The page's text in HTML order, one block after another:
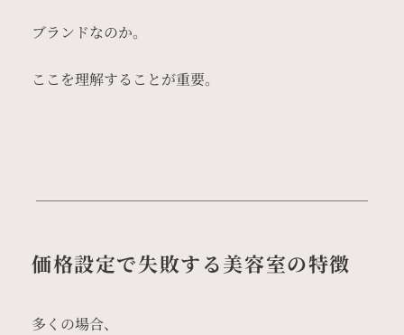
ブランドなのか。
ここを理解することが重要。
価格設定で失敗する美容室の特徴
多くの場合、